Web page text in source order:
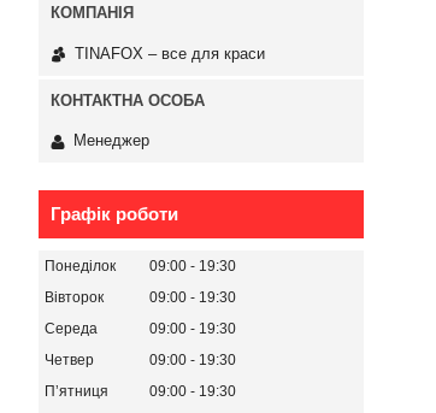
TINAFOX – все для краси
Менеджер
Графік роботи
Понеділок 09:00
19:30
Вівторок
09:00
19:30
Середа
09:00
19:30
Четвер
09:00
19:30
Пʼятниця
09:00
19:30